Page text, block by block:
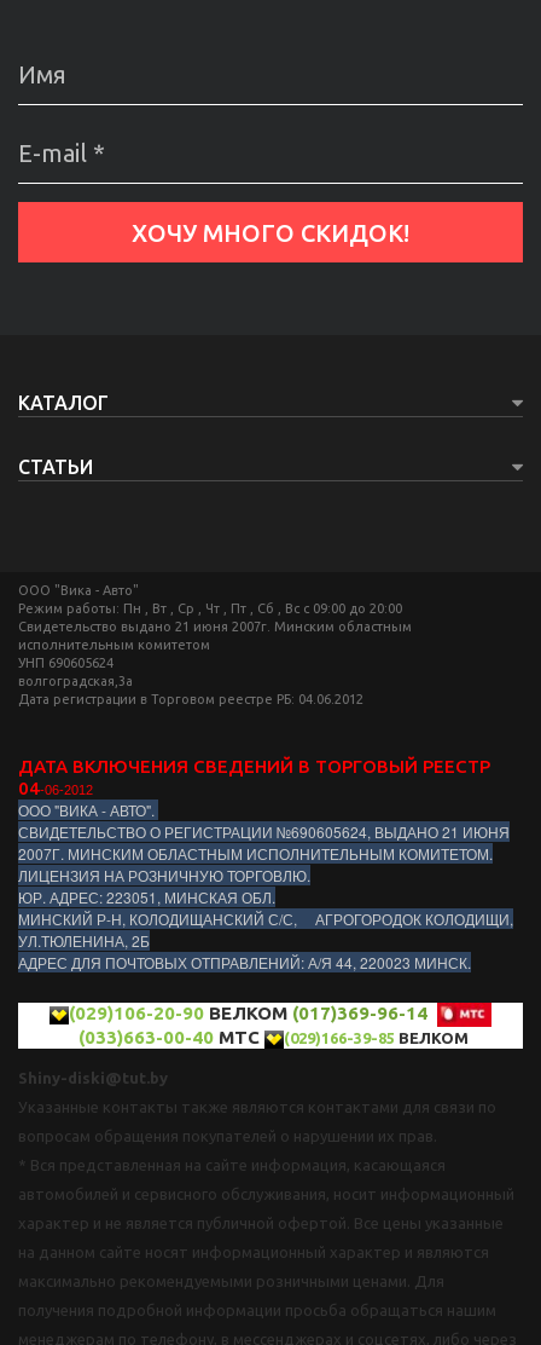
КАТАЛОГ
СТАТЬИ
ООО "Вика - Авто"
Режим работы: Пн , Вт , Ср , Чт , Пт , Сб , Вс c 09:00 до 20:00
Свидетельство выдано 21 июня 2007г. Минским областным
исполнительным комитетом
УНП 690605624
волгоградская,3а
Дата регистрации в Торговом реестре РБ: 04.06.2012
ДАТА ВКЛЮЧЕНИЯ СВЕДЕНИЙ В ТОРГОВЫЙ РЕЕСТР
04-06-2012
ООО "ВИКА - АВТО".
СВИДЕТЕЛЬСТВО О РЕГИСТРАЦИИ №690605624, ВЫДАНО 21 ИЮНЯ
2007Г. МИНСКИМ ОБЛАСТНЫМ ИСПОЛНИТЕЛЬНЫМ КОМИТЕТОМ.
ЛИЦЕНЗИЯ НА РОЗНИЧНУЮ ТОРГОВЛЮ.
ЮР. АДРЕС: 223051, МИНСКАЯ ОБЛ.
МИНСКИЙ Р-Н, КОЛОДИЩАНСКИЙ С/С, АГРОГОРОДОК КОЛОДИЩИ,
УЛ.ТЮЛЕНИНА, 2Б
АДРЕС ДЛЯ ПОЧТОВЫХ ОТПРАВЛЕНИЙ: А/Я 44, 220023 МИНСК.
(029)106-20-90 ВЕЛКОМ (017)369-96-14
(033)663-00-40МТС (029)166-39-85 ВЕЛКОМ
Shiny-diski@tut.by
Указанные контакты также являются контактами для связи по
вопросам обращения покупателей о нарушении их прав.
* Вся представленная на сайте информация, касающаяся
автомобилей и сервисного обслуживания, носит информационный
характер и не является публичной офертой. Все цены указанные
на данном сайте носят информационный характер и являются
максимально рекомендуемыми розничными ценами. Для
получения подробной информации просьба обращаться нашим
менеджерам по телефону, в мессенджерах и соцсетях, либо через